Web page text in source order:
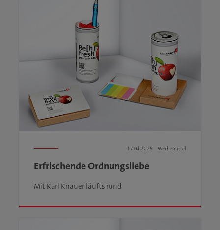
17.04.2025 Werbemittel
Erfrischende Ordnungsliebe
Mit Karl Knauer läufts rund